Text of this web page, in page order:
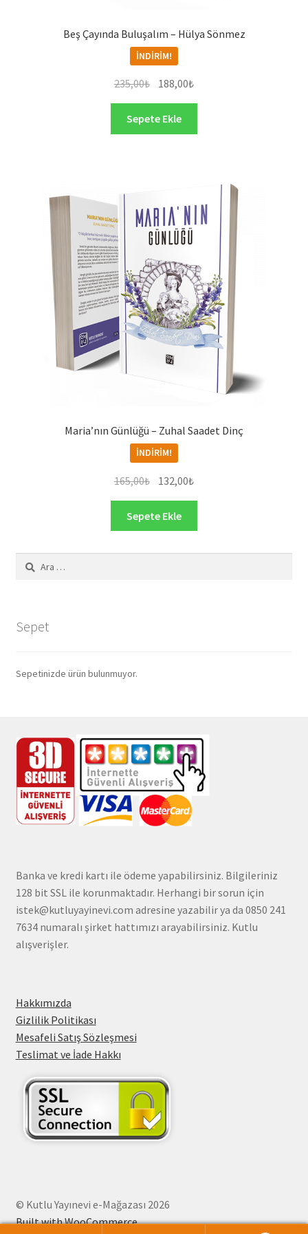
Beş Çayında Buluşalım – Hülya Sönmez
İNDIRIM!
235,00₺ Orijinal
fiyat:
235,00₺.
188,00₺Şu
andaki
188,00₺.
Sepete Ekle
Maria’nın Günlüğü – Zuhal Saadet Dinç
İNDIRIM!
165,00₺ Orijinal
165,00₺.
132,00₺Şu
132,00₺.
Sepete Ekle
Arama:
Sepet
Sepetinizde ürün bulunmuyor.
Banka ve kredi kartı ile ödeme yapabilirsiniz. Bilgileriniz
128 bit SSL ile korunmaktadır. Herhangi bir sorun için
istek@kutluyayinevi.com adresine yazabilir ya da 0850 241
7634 numaralı şirket hattımızı arayabilirsiniz. Kutlu
alışverişler.
Hakkımızda
Gizlilik Politikası
Mesafeli Satış Sözleşmesi
Teslimat ve İade Hakkı
© Kutlu Yayınevi e-Mağazası 2026
Built with WooCommerce.